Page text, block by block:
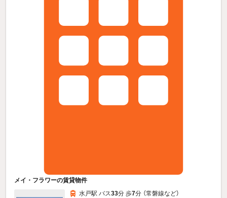
メイ・フラワーの賃貸物件
水戸駅 バス33分 歩7分 （常磐線など）